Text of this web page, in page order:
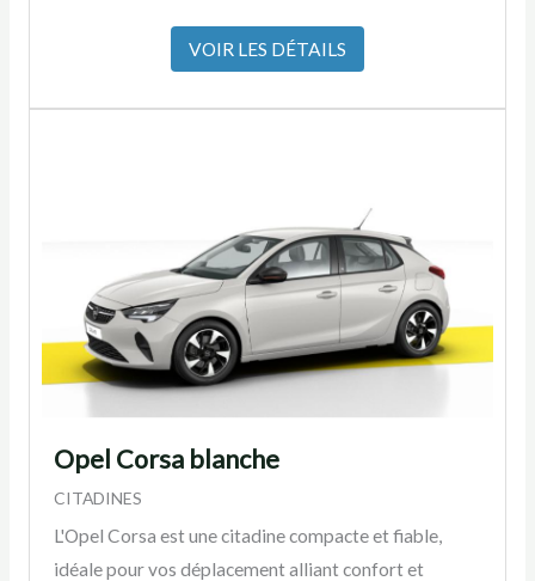
VOIR LES DÉTAILS
Opel Corsa blanche
CITADINES
L'Opel Corsa est une citadine compacte et fiable,
idéale pour vos déplacement alliant confort et